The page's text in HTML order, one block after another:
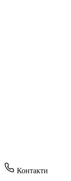
Контакти